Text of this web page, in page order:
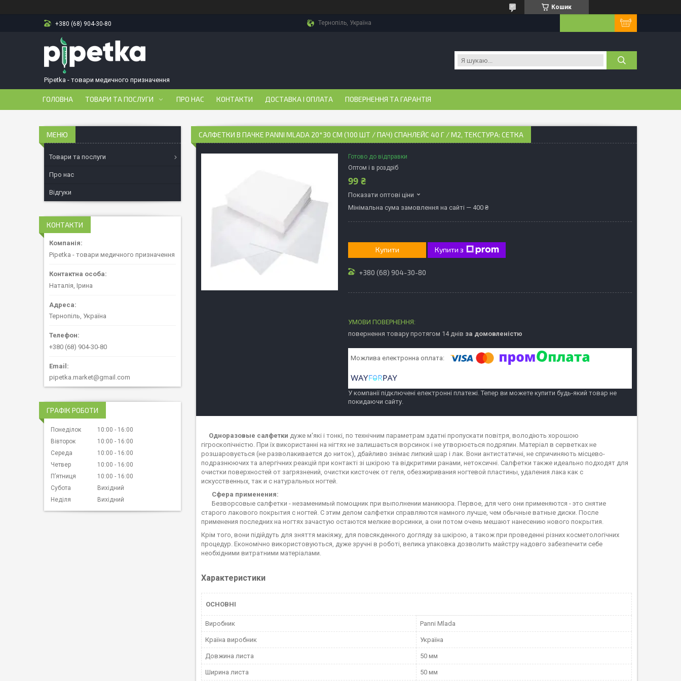
Кошик
+380 (68) 904-30-80 Тернопіль, Україна
Pipetka - товари медичного призначення
ГОЛОВНА ТОВАРИ ТА ПОСЛУГИ ПРО НАС КОНТАКТИ ДОСТАВКА І ОПЛАТА ПОВЕРНЕННЯ ТА ГАРАНТІЯ
САЛФЕТКИ В ПАЧКЕ PANNI MLADA 20*30 СМ (100 ШТ / ПАЧ) СПАНЛЕЙС 40 Г / М2, ТЕКСТУРА: СЕТКА
Готово до відправки
Оптом і в роздріб
99 ₴
Показати оптові ціни
Мінімальна сума замовлення на сайті — 400 ₴
Купити Купити з
+380 (68) 904-30-80
повернення товару протягом 14 днів за домовленістю
У компанії підключені електронні платежі. Тепер ви можете купити будь-який товар не
покидаючи сайту.
Одноразовые салфетки дуже м'які і тонкі, по технічним параметрам здатні пропускати повітря, володіють хорошою
гігроскопічністю. При їх використанні на нігтях не залишається ворсинок і не утворюється подряпин. Матеріал в серветках не
розшаровується (не разволакивается до ниток), дбайливо знімає липкий шар і лак. Вони антистатичні, не спричиняють місцево-
подразнюючих та алергічних реакцій при контакті зі шкірою та відкритими ранами, нетоксичні. Салфетки также идеально подходят для
очистки поверхностей от загрязнений, очистки кисточек от геля, обезжиривания ногтевой пластины, удаления лака как с
искусственных, так и с натуральных ногтей.
Сфера применения:
Безворсовые салфетки - незаменимый помощник при выполнении маникюра. Первое, для чего они применяются - это снятие
старого лакового покрытия с ногтей. С этим делом салфетки справляются намного лучше, чем обычные ватные диски. После
применения последних на ногтях зачастую остаются мелкие ворсинки, а они потом очень мешают нанесению нового покрытия.
Крім того, вони підійдуть для зняття макіяжу, для повсякденного догляду за шкірою, а також при проведенні різних косметологічних
процедур. Економічно використовуються, дуже зручні в роботі, велика упаковка дозволить майстру надовго забезпечити себе
необхідними витратними матеріалами.
Характеристики
ОСНОВНІ
Виробник Panni Mlada
Країна виробник Україна
Довжина листа 50 мм
Ширина листа 50 мм
Товари та послуги
Про нас
Відгуки
КОНТАКТИ
Pipetka - товари медичного призначення
Наталія, Ірина
Тернопіль, Україна
+380 (68) 904-30-80
pipetka.market@gmail.com
ГРАФІК РОБОТИ
Понеділок 10:00
16:00
Вівторок
10:00
16:00
Середа
10:00
16:00
Четвер
10:00
16:00
Пʼятниця
10:00
16:00
Субота
Вихідний
Неділя
Вихідний